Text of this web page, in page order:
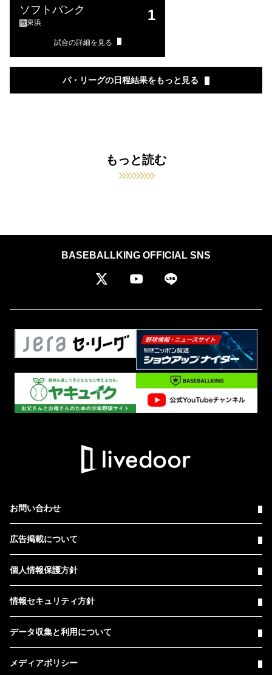
ソフトバンク
敗東浜 1
試合の詳細を見る
パ・リーグの日程結果をもっと見る
もっと読む
BASEBALLKING OFFICIAL SNS
お問い合わせ
広告掲載について
個人情報保護方針
情報セキュリティ方針
データ収集と利用について
メディアポリシー